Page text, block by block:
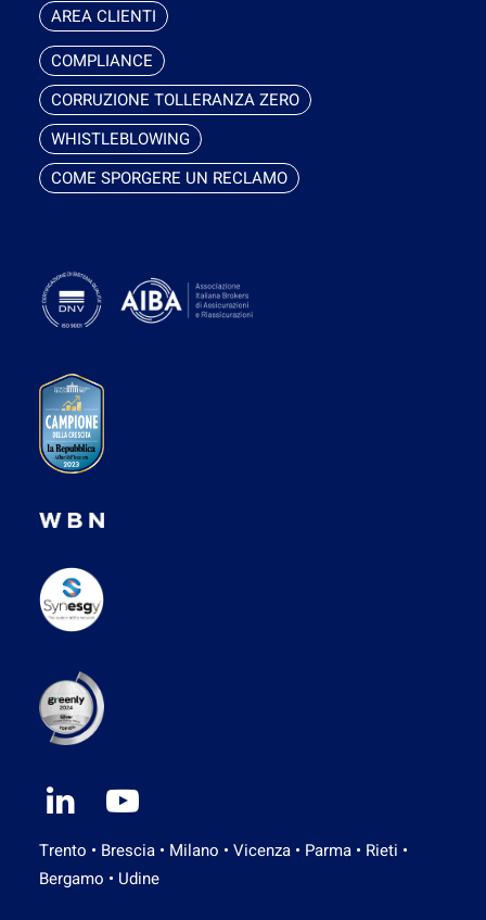
AREA CLIENTI
COMPLIANCE
CORRUZIONE TOLLERANZA ZERO
WHISTLEBLOWING
COME SPORGERE UN RECLAMO
Trento • Brescia • Milano • Vicenza • Parma • Rieti •
Bergamo • Udine